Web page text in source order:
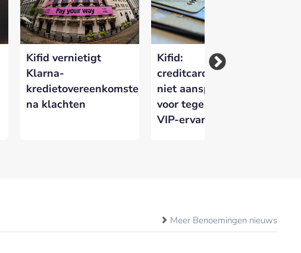
Kifid vernietigt
Klarna-
kredietovereenkomsten
na klachten
Kifid:
creditcarduitgever
niet aansprakelijk
voor tegenvallende
VIP-ervaring
Meer Benoemingen nieuws